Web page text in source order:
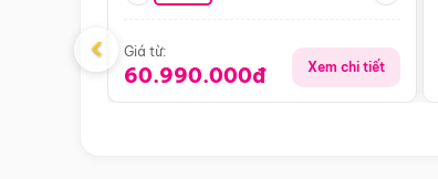
Giá từ:
60.990.000đ Xem chi tiết
‹